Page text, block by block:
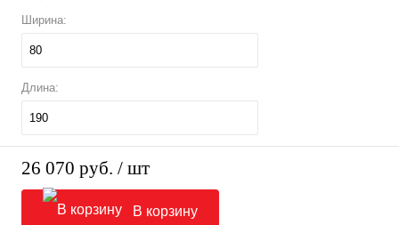
Ширина:
80
Длина:
190
26 070 руб. / шт
В корзину